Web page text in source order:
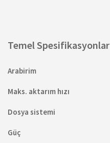
Temel Spesifikasyonlar
Arabirim
Maks. aktarım hızı
Dosya sistemi
Güç